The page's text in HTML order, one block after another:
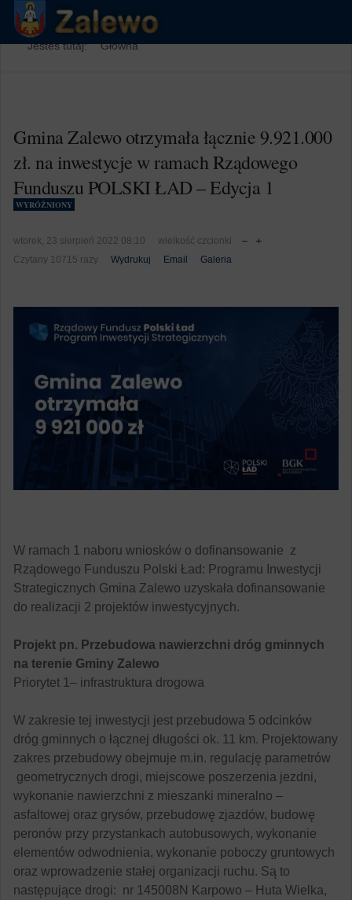
Jesteś tutaj: Główna
Gmina Zalewo otrzymała łącznie 9.921.000
zł. na inwestycje w ramach Rządowego
Funduszu POLSKI ŁAD – Edycja 1
WYRÓŻNIONY
wtorek, 23 sierpień 2022 08:10
wielkość czcionki
Czytany 10715 razy
Wydrukuj Email Galeria
W ramach 1 naboru wniosków o dofinansowanie z
Rządowego Funduszu Polski Ład: Programu Inwestycji
Strategicznych Gmina Zalewo uzyskała dofinansowanie
do realizacji 2 projektów inwestycyjnych.
Projekt pn. Przebudowa nawierzchni dróg gminnych
na terenie Gminy Zalewo
Priorytet 1– infrastruktura drogowa
W zakresie tej inwestycji jest przebudowa 5 odcinków
dróg gminnych o łącznej długości ok. 11 km. Projektowany
zakres przebudowy obejmuje m.in. regulację parametrów
geometrycznych drogi, miejscowe poszerzenia jezdni,
wykonanie nawierzchni z mieszanki mineralno –
asfaltowej oraz grysów, przebudowę zjazdów, budowę
peronów przy przystankach autobusowych, wykonanie
elementów odwodnienia, wykonanie poboczy gruntowych
oraz wprowadzenie stałej organizacji ruchu. Są to
następujące drogi: nr 145008N Karpowo – Huta Wielka,